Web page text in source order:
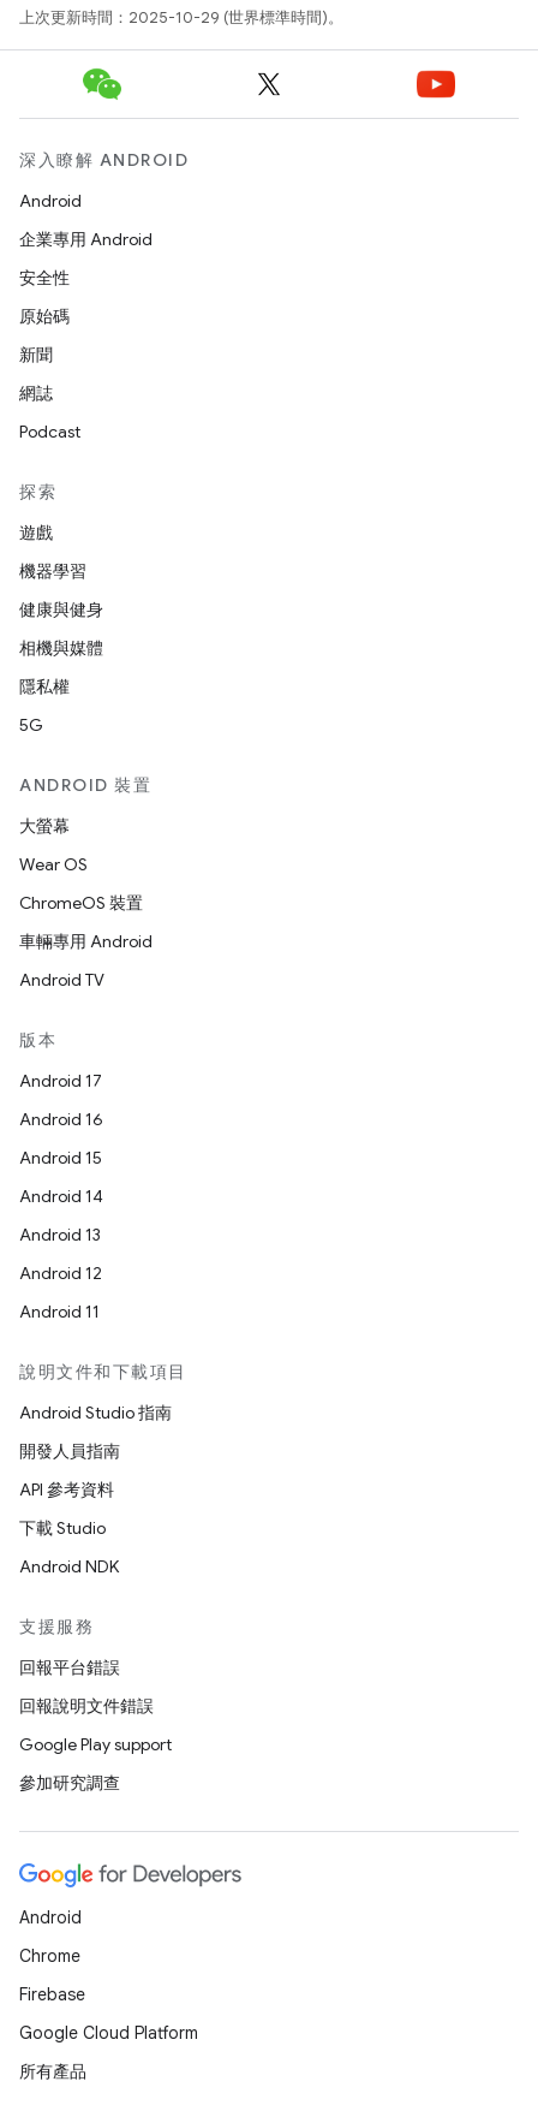
上次更新時間：2025-10-29 (世界標準時間)。
深入瞭解 ANDROID
Android
企業專用 Android
安全性
原始碼
新聞
網誌
Podcast
探索
遊戲
機器學習
健康與健身
相機與媒體
隱私權
5G
ANDROID 裝置
大螢幕
Wear OS
ChromeOS 裝置
車輛專用 Android
Android TV
版本
Android 17
Android 16
Android 15
Android 14
Android 13
Android 12
Android 11
說明文件和下載項目
Android Studio 指南
開發人員指南
API 參考資料
下載 Studio
Android NDK
支援服務
回報平台錯誤
回報說明文件錯誤
Google Play support
參加研究調查
Android
Chrome
Firebase
Google Cloud Platform
所有產品